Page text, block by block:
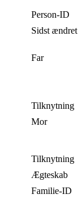
Person-ID
Sidst ændret
Far
Tilknytning
Mor
Tilknytning
Ægteskab
Familie-ID